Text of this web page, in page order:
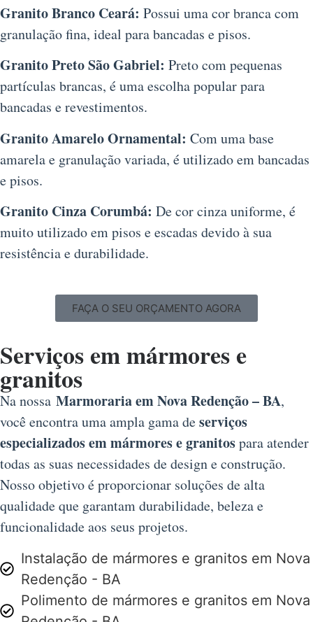
Granito Branco Ceará: Possui uma cor branca com
granulação fina, ideal para bancadas e pisos.
Granito Preto São Gabriel: Preto com pequenas
partículas brancas, é uma escolha popular para
bancadas e revestimentos.
Granito Amarelo Ornamental: Com uma base
amarela e granulação variada, é utilizado em bancadas
e pisos.
Granito Cinza Corumbá: De cor cinza uniforme, é
muito utilizado em pisos e escadas devido à sua
resistência e durabilidade.
FAÇA O SEU ORÇAMENTO AGORA
Serviços em mármores e
granitos
Na nossa Marmoraria em Nova Redenção – BA,
você encontra uma ampla gama deserviços
especializados em mármores e granitospara atender
todas as suas necessidades de design e construção.
Nosso objetivo é proporcionar soluções de alta
qualidade que garantam durabilidade, beleza e
funcionalidade aos seus projetos.
Instalação de mármores e granitos em Nova
Redenção - BA
Polimento de mármores e granitos em Nova